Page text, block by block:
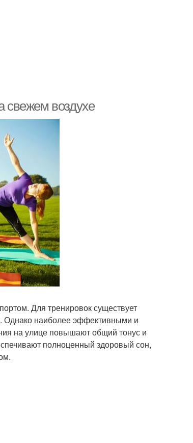
свежем воздухе
Для тренировок существует
Однако наиболее эффективными и
на улице повышают общий тонус и
полноценный здоровый сон,